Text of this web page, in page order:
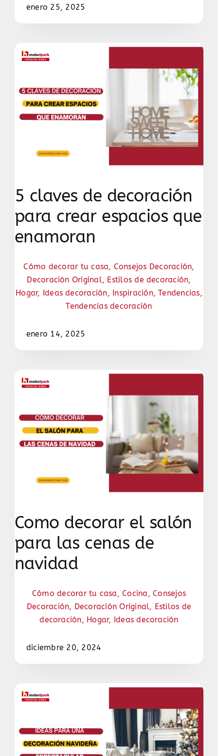
enero 25, 2025
5 claves de decoración
para crear espacios que
enamoran
Cómo decorar tu casa, Consejos Decoración,
Decoración Original, Estilos de decoración,
Hogar, Ideas decoración, Inspiración,Tendencias,
Tendencias decoración
enero 14, 2025
Como decorar el salón
para las cenas de
navidad
Cómo decorar tu casa ,Cocina ,Consejos
Decoración, Decoración Original, Estilos de
decoración, Hogar, Ideas decoración
diciembre 20, 2024